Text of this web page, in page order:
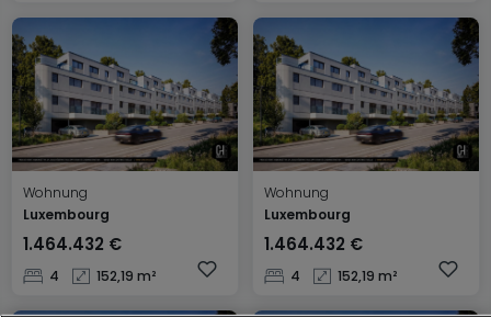
Wohnung
Luxembourg
1.464.432 €
4 152,19 m²
Wohnung
Luxembourg
1.464.432 €
4 152,19 m²